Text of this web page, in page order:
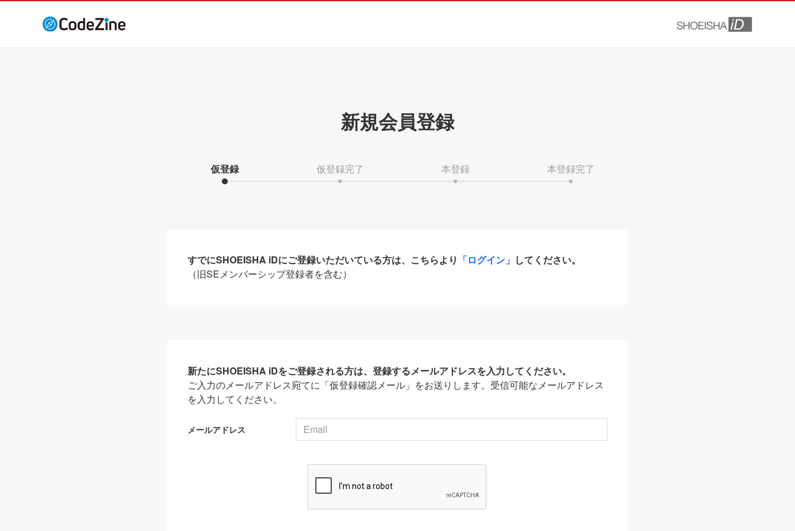
新規会員登録
仮登録 仮登録完了 本登録 本登録完了
すでにSHOEISHA iDにご登録いただいている方は、こちらより 「ログイン」 してください。
（旧SEメンバーシップ登録者を含む）
新たにSHOEISHA iDをご登録される方は、登録するメールアドレスを入力してください。
ご入力のメールアドレス宛てに「仮登録確認メール」をお送りします。受信可能なメールアドレス
を入力してください。
メールアドレス